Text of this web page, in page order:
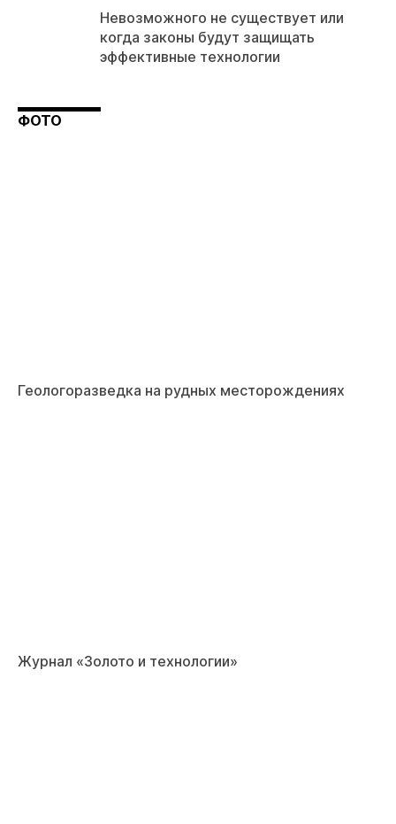
Невозможного не существует или
когда законы будут защищать
эффективные технологии
ФОТО
Геологоразведка на рудных месторождениях
Журнал «Золото и технологии»